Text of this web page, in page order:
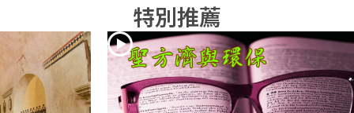
錢玲珠 老師
【信仰之旅】第十五集：「入門聖事」—錢
玲珠 老師
特別推薦